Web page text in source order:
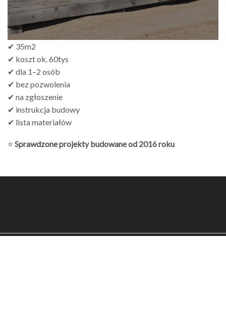
✔ 35m2
✔ koszt ok. 60tys
✔ dla 1–2 osób
✔ bez pozwolenia
✔ na zgłoszenie
✔ instrukcja budowy
✔ lista materiałów
⭐ Sprawdzone projekty budowane od 2016 roku